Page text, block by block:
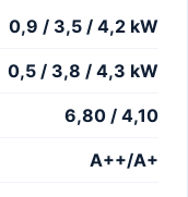
0,9 / 3,5 / 4,2 kW
0,5 / 3,8 / 4,3 kW
6,80 / 4,10
A++/A+